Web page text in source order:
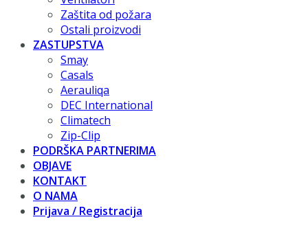
Zaštita od požara
Ostali proizvodi
ZASTUPSTVA
Smay
Casals
Aerauliqa
DEC International
Climatech
Zip-Clip
PODRŠKA PARTNERIMA
OBJAVE
KONTAKT
O NAMA
Prijava / Registracija